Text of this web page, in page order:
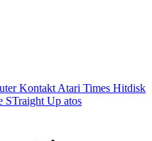
Kontakt Atari Times Hitdisk
STraight Up atos